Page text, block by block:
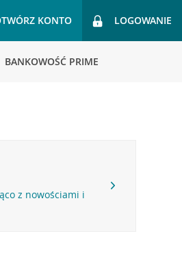
KONTO LOGOWANIE
BANKOWOŚĆ PRIME
z nowościami i